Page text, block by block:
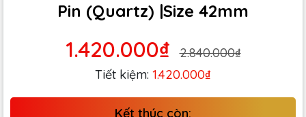
Pin (Quartz) |Size 42mm
1.420.000₫
2.840.000₫
Tiết kiệm: 1.420.000₫
Kết thúc còn: